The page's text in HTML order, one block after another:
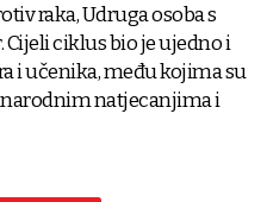
raka, Udruga osoba s
ciklus bio je ujedno i
i učenika, među kojima su
natjecanjima i